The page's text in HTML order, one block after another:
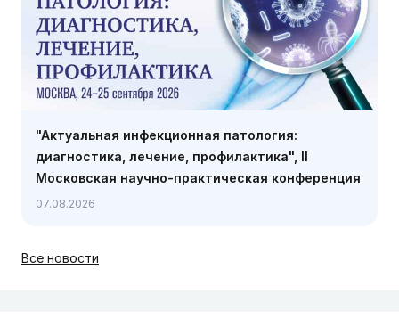
"Актуальная инфекционная патология:
диагностика, лечение, профилактика", II
Московская научно-практическая конференция
по инфекционным болезням с международным
07.08.2026
Все новости